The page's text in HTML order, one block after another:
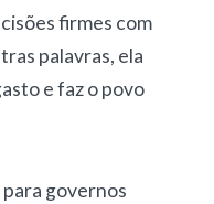
firmes com
palavras, ela
e faz o povo
governos